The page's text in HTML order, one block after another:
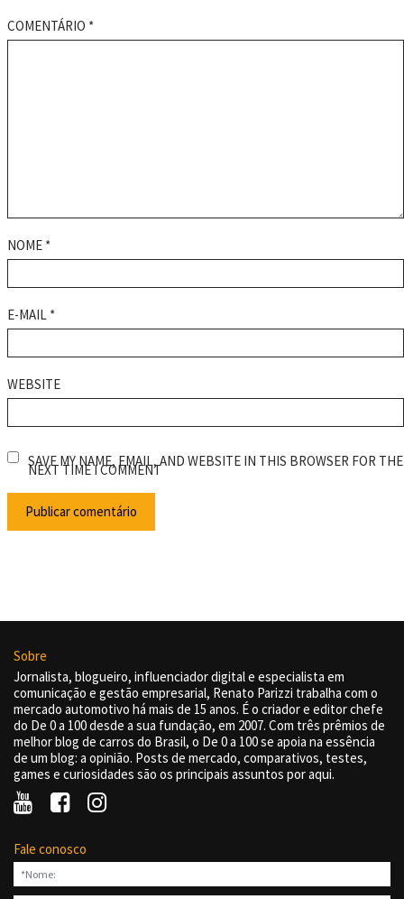
COMENTÁRIO *
NOME *
E-MAIL *
WEBSITE
SAVE MY NAME, EMAIL, AND WEBSITE IN THIS BROWSER FOR THE
NEXT TIME I COMMENT
Sobre
Jornalista, blogueiro, influenciador digital e especialista em
comunicação e gestão empresarial, Renato Parizzi trabalha com o
mercado automotivo há mais de 15 anos. É o criador e editor chefe
do De 0 a 100 desde a sua fundação, em 2007. Com três prêmios de
melhor blog de carros do Brasil, o De 0 a 100 se apoia na essência
de um blog: a opinião. Posts de mercado, comparativos, testes,
games e curiosidades são os principais assuntos por aqui.
Fale conosco